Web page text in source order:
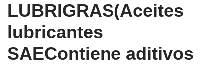
LUBRIGRAS(Aceites
lubricantes
SAEContiene aditivos